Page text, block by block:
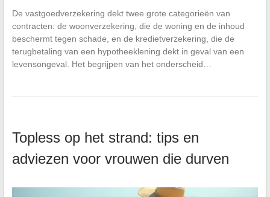
De vastgoedverzekering dekt twee grote categorieën van
contracten: de woonverzekering, die de woning en de inhoud
beschermt tegen schade, en de kredietverzekering, die de
terugbetaling van een hypotheeklening dekt in geval van een
levensongeval. Het begrijpen van het onderscheid…
Topless op het strand: tips en
adviezen voor vrouwen die durven